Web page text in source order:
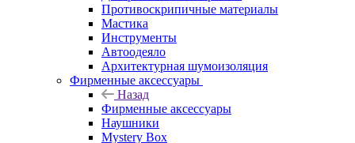
Противоскрипичные материалы
Мастика
Инструменты
Автоодеяло
Архитектурная шумоизоляция
Фирменные аксессуары
Назад
Фирменные аксессуары
Наушники
Mystery Box